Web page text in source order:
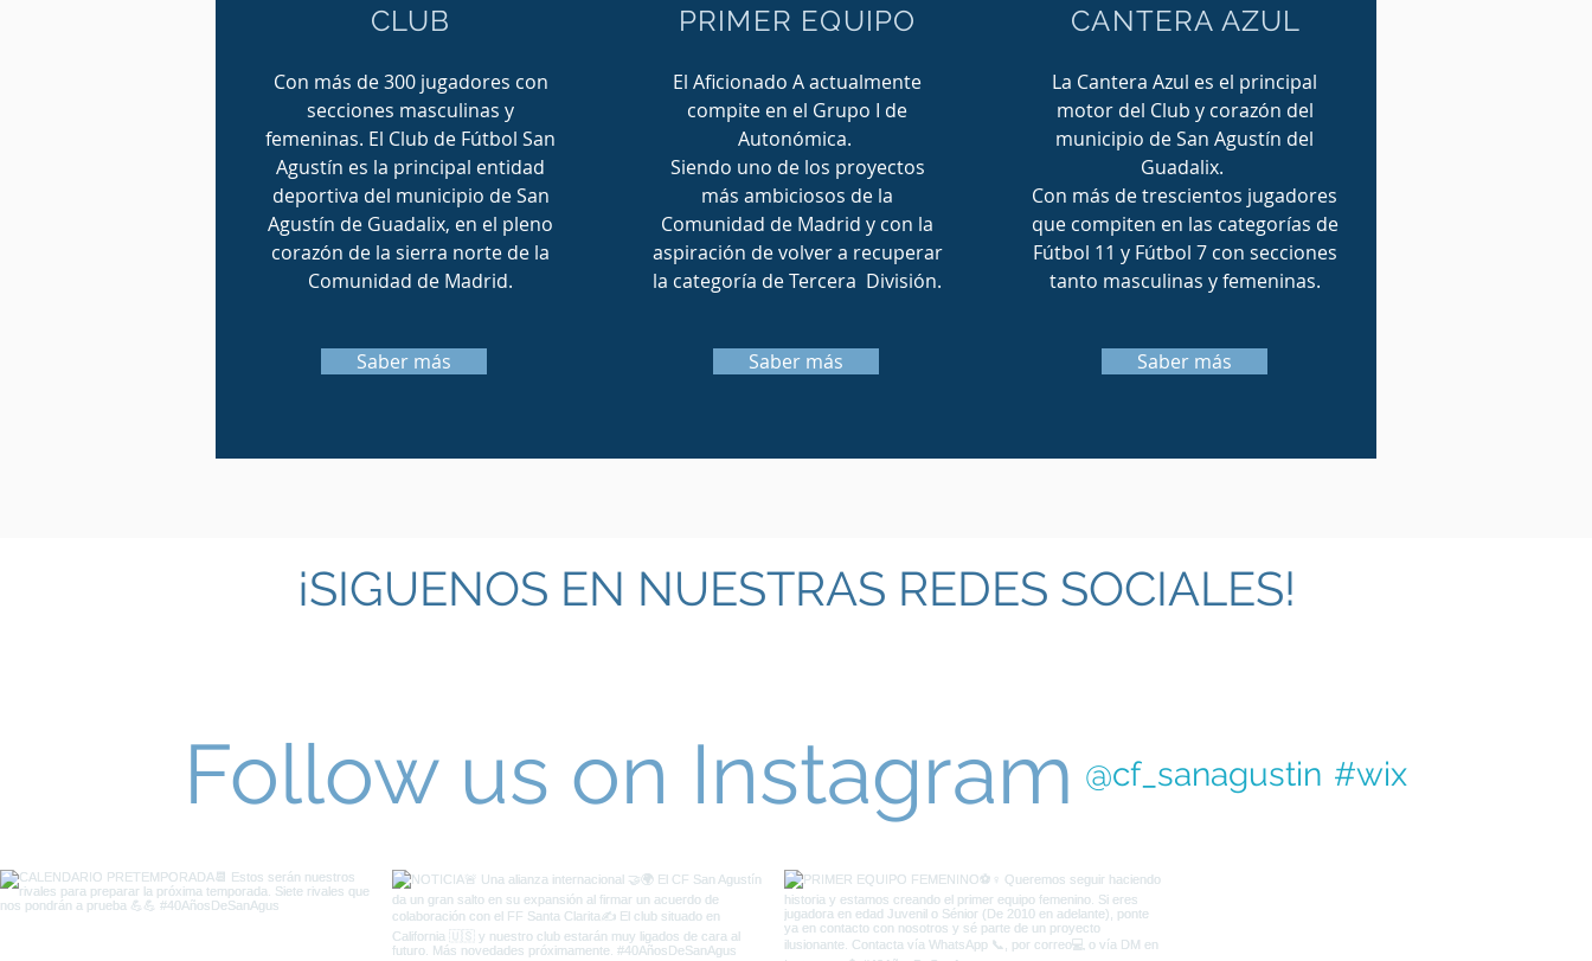
CLUB
Con más de 300 jugadores con
secciones masculinas y
femeninas. El Club de Fútbol San
Agustín es la principal entidad
deportiva del municipio de San
Agustín de Guadalix, en el pleno
corazón de la sierra norte de la
Comunidad de Madrid.
Saber más
PRIMER EQUIPO
El Aficionado A actualmente
compite en el Grupo I de
Autonómica.
Siendo uno de los proyectos
más ambiciosos de la
Comunidad de Madrid y con la
aspiración de volver a recuperar
la categoría de Tercera División.
Saber más
CANTERA AZUL
La Cantera Azul es el principal
motor del Club y corazón del
municipio de San Agustín del
Guadalix.
Con más de trescientos jugadores
que compiten en las categorías de
Fútbol 11 y Fútbol 7 con secciones
tanto masculinas y femeninas.
Saber más
¡SIGUENOS EN NUESTRAS REDES SOCIALES!
Follow us on Instagram #wix
@cf_sanagustin